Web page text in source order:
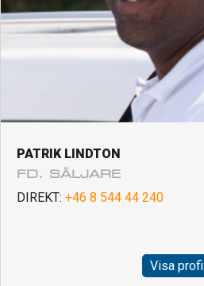
PATRIK LINDTON
FD. SÄLJARE
DIREKT: +46 8 544 44 240
Visa profil